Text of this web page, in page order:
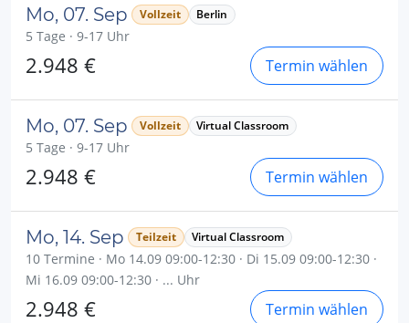
Mo, 07. Sep Vollzeit Berlin
5 Tage · 9-17 Uhr
2.948 € Termin wählen
Mo, 07. Sep Vollzeit Virtual Classroom
5 Tage · 9-17 Uhr
2.948 € Termin wählen
Mo, 14. Sep Teilzeit Virtual Classroom
10 Termine · Mo 14.09 09:00-12:30 · Di 15.09 09:00-12:30 ·
Mi 16.09 09:00-12:30 · ... Uhr
2.948 € Termin wählen